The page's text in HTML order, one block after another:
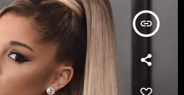
insert_link